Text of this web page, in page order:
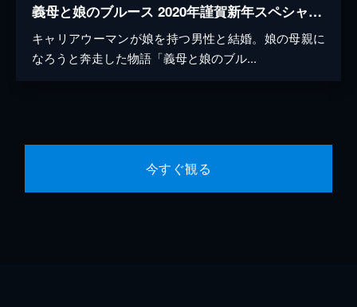
義母と娘のブルース 2020年謹賀新年スペシャル ディレクターズカット版
キャリアウーマンが娘を持つ男性と結婚。娘の母親に
なろうと奔走した物語「義母と娘のブル...
今すぐ観る